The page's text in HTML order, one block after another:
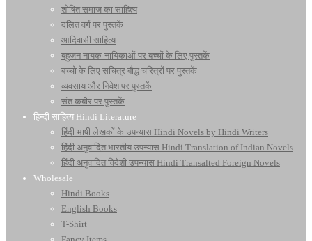
शोषित समाज का साहित्य
दलित वर्ग पर पुस्तकें
आदिवासी साहित्य
बहुजन नायक-नायिकाओं पर बच्चों के लिए पुस्तकें
बच्चो के लिए सचित्र बौद्ध चरित्रों पर पुस्तकें
व्यवसाय और निवेश पर पुस्तकें
संत कबीर पर पुस्तकें
हिन्दी साहित्य Hindi Literature
हिंदी भाषी लेखकों के उपन्यास Hindi Novels by Hindi Writers
हिंदी अनुवादित भारतीय उपन्यास Hindi Translation of Indian Novels
हिंदी अनुवादित विदेशी उपन्यास Hindi Transalted Foreign Novels
Wholesale
Hindi Books
English Books
T-Shirt